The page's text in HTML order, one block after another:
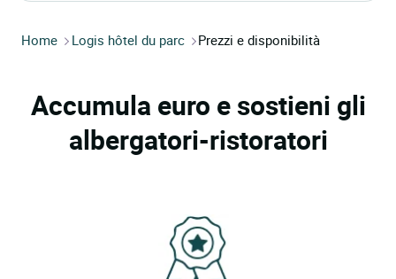
Home Logis hôtel du parc Prezzi e disponibilità
Accumula euro e sostieni gli
albergatori-ristoratori